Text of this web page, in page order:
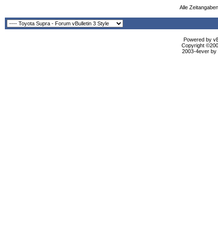
Alle
Powered by
Copyright
2003-4ever by